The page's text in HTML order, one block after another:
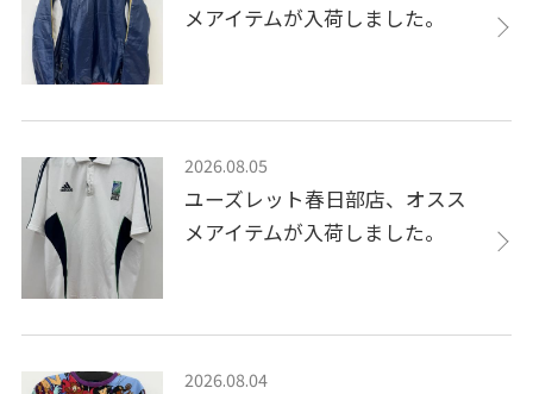
メアイテムが入荷しました。
2026.08.05
ユーズレット春日部店、オスス
メアイテムが入荷しました。
2026.08.04